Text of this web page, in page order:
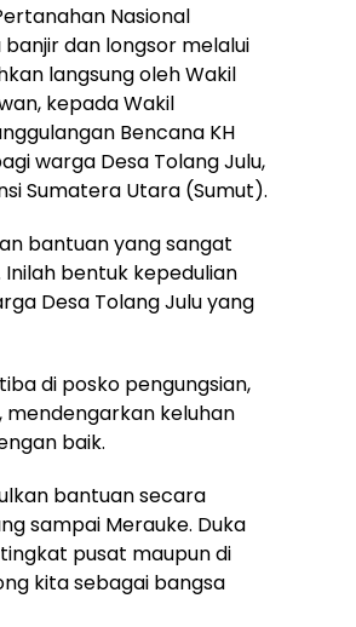
Nasional
dan longsor melalui
langsung oleh Wakil
kepada Wakil
Bencana KH
warga Desa Tolang Julu,
Sumatera Utara (Sumut).
bantuan yang sangat
bentuk kepedulian
Desa Tolang Julu yang
di posko pengungsian,
keluhan
baik.
bantuan secara
sampai Merauke. Duka
pusat maupun di
kita sebagai bangsa